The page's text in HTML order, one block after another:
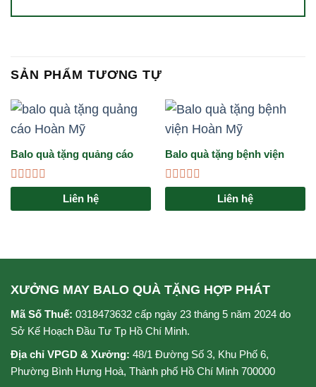
SẢN PHẨM TƯƠNG TỰ
Balo quà tặng quảng cáo
Hoàn Mỹ
Được
hạng
Liên hệ
Balo quà tặng bệnh viện
Hoàn Mỹ
Được
hạng
Liên hệ
XƯỞNG MAY BALO QUÀ TẶNG HỢP PHÁT
Mã Số Thuế: 0318473632 cấp ngày 23 tháng 5 năm 2024 do
Sở Kế Hoạch Đầu Tư Tp Hồ Chí Minh.
Địa chỉ VPGD & Xưởng: 48/1 Đường Số 3, Khu Phố 6,
Phường Bình Hưng Hoà, Thành phố Hồ Chí Minh 700000